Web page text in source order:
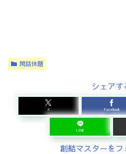
閑話休題
シェアす
X Facebook
LINE
創結マスターをフ